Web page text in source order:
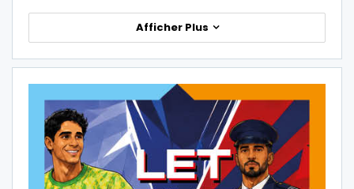
Afficher Plus